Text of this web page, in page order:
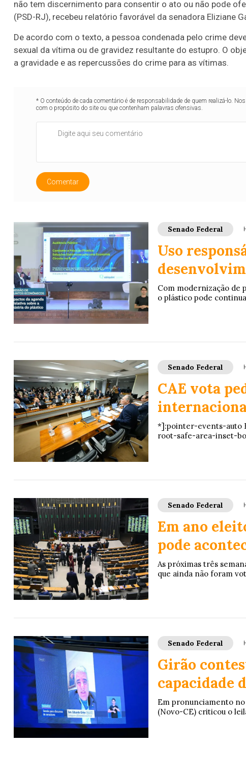
não tem discernimento para consentir o ato ou não pode
(PSD-RJ), recebeu relatório favorável da senadora Eliziane
De acordo com o texto, a pessoa condenada pelo crime
sexual da vítima ou de gravidez resultante do estupro. O
a gravidade e as repercussões do crime para as vítimas.
* O conteúdo de cada comentário é de responsabilidade de quem realizá-lo.
com o propósito do site ou que contenham palavras ofensivas.
Comentar
Senado Federal
Uso
Com modernização de
o plástico pode
Senado Federal
CAE vota
*]:pointer-events-auto
root-safe-area-inset-
Senado Federal
Em ano
pode
As próximas três
que ainda não foram
Senado Federal
Girão
capacidade
Em pronunciamento
(Novo-CE) criticou o